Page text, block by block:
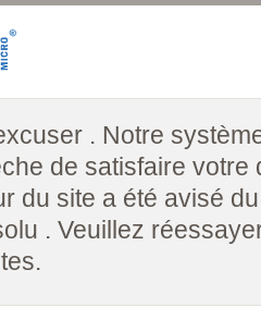
. Notre
de satisfaire votre
du site a été avisé
. Veuillez